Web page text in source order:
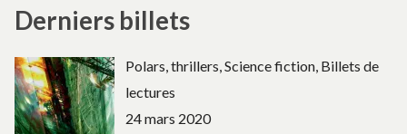
Derniers billets
Polars, thrillers, Science fiction, Billets de
lectures
24 mars 2020